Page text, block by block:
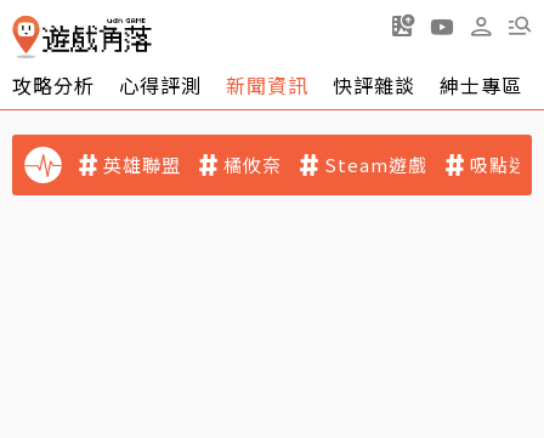
攻略分析 心得評測 新聞資訊 快評雜談 紳士專區
英雄聯盟 橘攸奈 Steam遊戲 吸點迷